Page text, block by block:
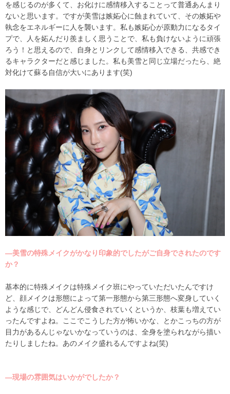
を感じるのが多くて、お化けに感情移入することって普通あんまり
ないと思います。ですが美雪は嫉妬心に蝕まれていて、その嫉妬や
執念をエネルギーに人を襲います。私も嫉妬心が原動力になるタイ
プで、人を妬んだり羨ましく思うことで、私も負けないように頑張
ろう！と思えるので、自身とリンクして感情移入できる、共感でき
るキャラクターだと感じました。私も美雪と同じ立場だったら、絶
対化けて蘇る自信が大いにあります(笑)
―美雪の特殊メイクがかなり印象的でしたがご自身でされたのです
か？
基本的に特殊メイクは特殊メイク班にやっていただいたんですけ
ど、顔メイクは形態によって第一形態から第三形態へ変身していく
ような感じで、どんどん侵食されていくというか、枝葉も増えてい
ったんですよね。ここでこうした方が怖いかな、とかこっちの方が
目力があるんじゃないかなっていうのは、全身を塗られながら描い
たりしましたね。あのメイク盛れるんですよね(笑)
―現場の雰囲気はいかがでしたか？